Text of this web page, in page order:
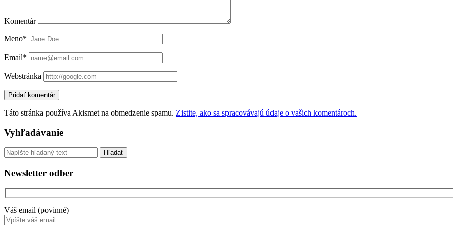
Komentár
Meno*
Email*
Webstránka
Táto stránka používa Akismet na obmedzenie spamu. Zistite, ako sa spracovávajú údaje o vašich komentároch.
Sidebar
Vyhľadávanie
Vyhľadávanie
Newsletter odber
Váš email (povinné)